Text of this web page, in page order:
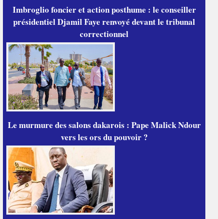
Imbroglio foncier et action posthume : le conseiller
présidentiel Djamil Faye renvoyé devant le tribunal
correctionnel
Le murmure des salons dakarois : Pape Malick Ndour
vers les ors du pouvoir ?